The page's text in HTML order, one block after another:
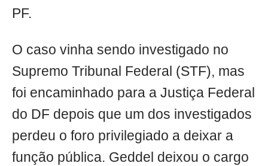
PF.
O caso vinha sendo investigado no
Supremo Tribunal Federal (STF), mas
foi encaminhado para a Justiça Federal
do DF depois que um dos investigados
perdeu o foro privilegiado a deixar a
função pública. Geddel deixou o cargo